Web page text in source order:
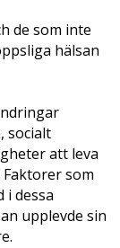
de som inte
hälsan
socialt
att leva
som
dessa
upplevde sin